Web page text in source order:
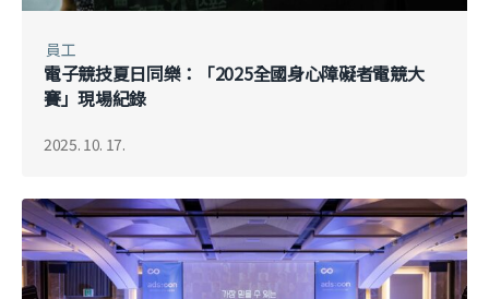
員工
電子競技夏日同樂：「2025全國身心障礙者電競大
賽」現場紀錄
2025. 10. 17.